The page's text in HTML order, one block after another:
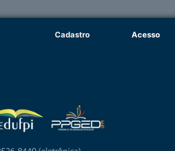
Cadastro Acesso